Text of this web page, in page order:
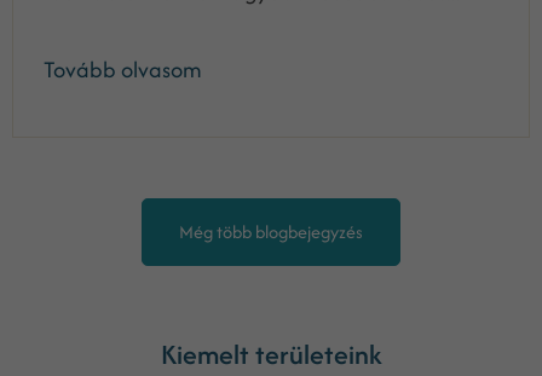
Tovább olvasom
Még több blogbejegyzés
Kiemelt területeink